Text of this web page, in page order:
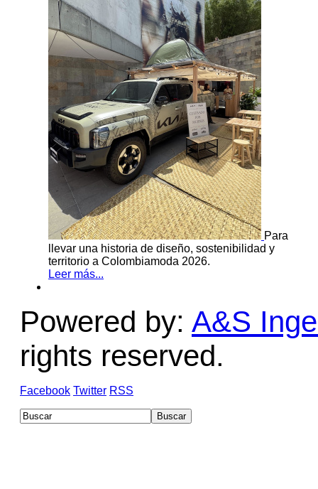
Para
llevar una historia de diseño, sostenibilidad y
territorio a Colombiamoda 2026.
Leer más...
Powered by: A&S
rights reserved.
Facebook Twitter RSS